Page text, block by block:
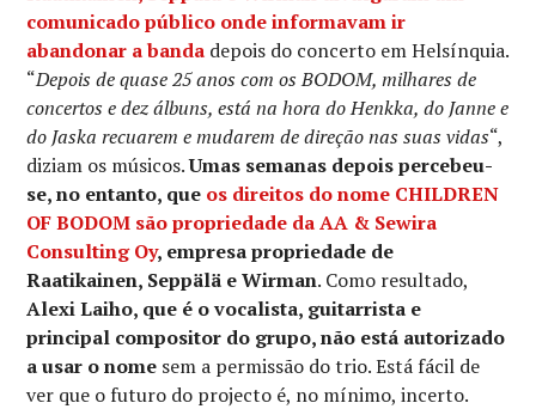
comunicado público onde informavam ir
abandonar a banda depois do concerto em Helsínquia.
“Depois de quase 25 anos com os BODOM, milhares de
concertos e dez álbuns, está na hora do Henkka, do Janne e
do Jaska recuarem e mudarem de direção nas suas vidas“,
diziam os músicos.Umas semanas depois percebeu-
se, no entanto, que os direitos do nome CHILDREN
OF BODOM são propriedade da AA & Sewira
Consulting Oy, empresa propriedade de
Raatikainen, Seppälä e Wirman. Como resultado,
Alexi Laiho, que é o vocalista, guitarrista e
principal compositor do grupo, não está autorizado
a usar o nome sem a permissão do trio. Está fácil de
ver que o futuro do projecto é, no mínimo, incerto.